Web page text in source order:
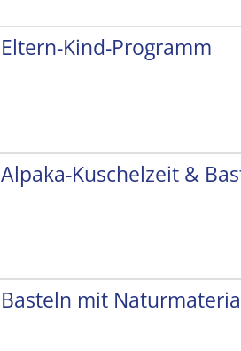
Eltern-Kind-Programm
Alpaka-Kuschelzeit &
Basteln mit